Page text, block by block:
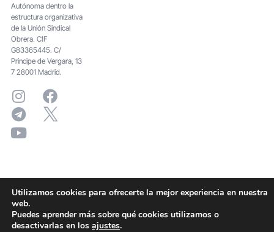
Autónoma dentro la
estructura organizativa
de la Unión Sindical
Obrera. CIF
G83365445. C/
Principe de Vergara, 13
7 28001 Madrid.
Utilizamos cookies para ofrecerte la mejor experiencia en nuestra
web.
Puedes aprender más sobre qué cookies utilizamos o
desactivarlas en los ajustes.